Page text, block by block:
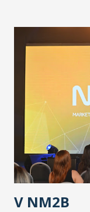
população
públicos e
epidemia comum,
aumento de casos
de uma epidemia
contaminação
secretário.
contaminação
população e ao
estratificação do
V NM2B